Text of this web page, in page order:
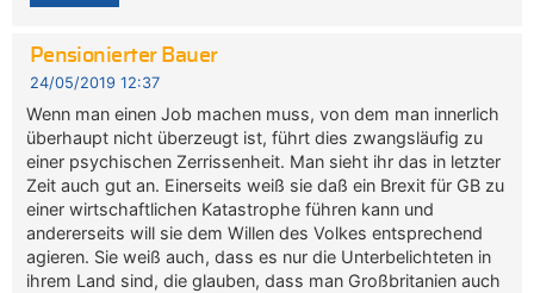
Pensionierter Bauer
24/05/2019 12:37
Wenn man einen Job machen muss, von dem man innerlich
überhaupt nicht überzeugt ist, führt dies zwangsläufig zu
einer psychischen Zerrissenheit. Man sieht ihr das in letzter
Zeit auch gut an. Einerseits weiß sie daß ein Brexit für GB zu
einer wirtschaftlichen Katastrophe führen kann und
andererseits will sie dem Willen des Volkes entsprechend
agieren. Sie weiß auch, dass es nur die Unterbelichteten in
ihrem Land sind, die glauben, dass man Großbritanien auch